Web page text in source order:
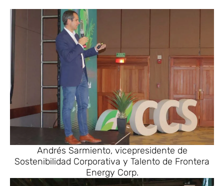
Andrés Sarmiento, vicepresidente de
Sostenibilidad Corporativa y Talento de Frontera
Energy Corp.